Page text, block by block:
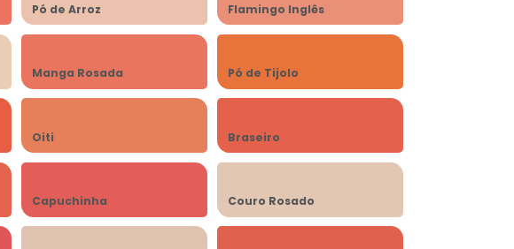
Pó de Arroz Flamingo Inglês
Manga Rosada Pó de Tijolo
Oiti Braseiro
Capuchinha Couro Rosado